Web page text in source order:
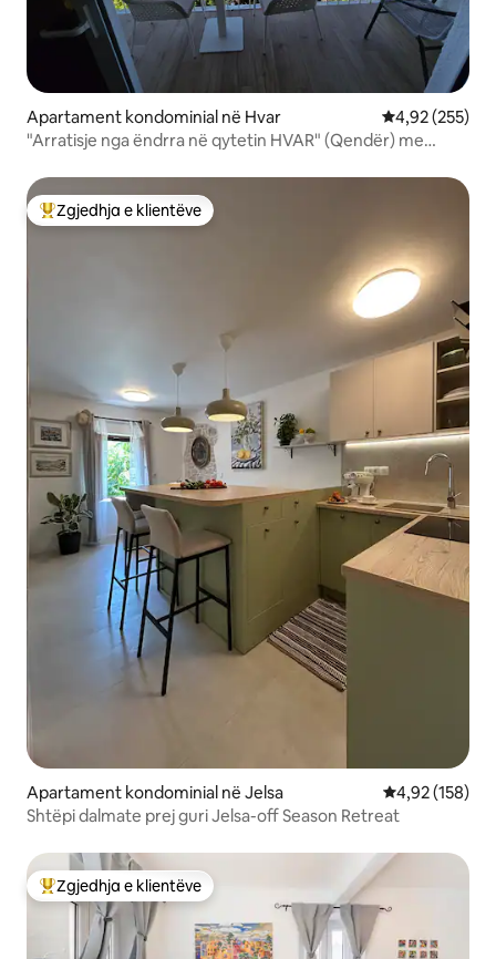
Apartament kondominial në Hvar Vlerësimi
4,92 (255)
"Arratisje nga ëndrra në qytetin HVAR" (Qendër) me
Më të mirat e zgjedhjeve të klientëve
Zgjedhja e klientëve
Apartament kondominial në Jelsa Vlerësimi
4,92 (158)
Shtëpi dalmate prej guri Jelsa-off Season Retreat
Më të mirat e zgjedhjeve të klientëve
Zgjedhja e klientëve